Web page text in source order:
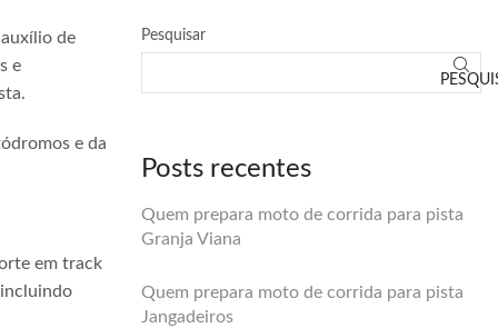
de
e
e da
em track
Pesquisar
Posts recentes
Quem prepara moto de corrida para pista
Granja Viana
Quem prepara moto de corrida para pista
Jangadeiros